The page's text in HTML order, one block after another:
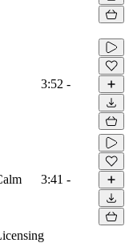
3:52 -
3:41 -